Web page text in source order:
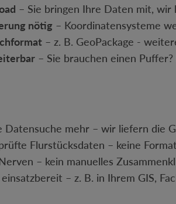
– Sie bringen Ihre Daten mit, wir
nötig – Koordinatensysteme
– z. B. GeoPackage -
– Sie brauchen einen
Datensuche mehr – wir liefern die
Flurstücksdaten – keine
– kein manuelles
– z. B. in Ihrem GIS,